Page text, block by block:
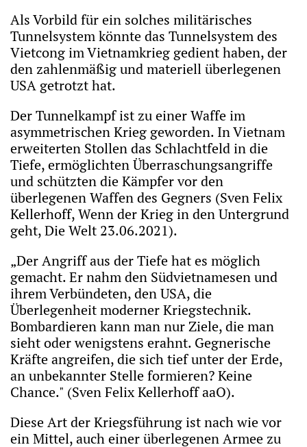
Als Vorbild für ein solches militärisches
Tunnelsystem könnte das Tunnelsystem des
Vietcong im Vietnamkrieg gedient haben, der
den zahlenmäßig und materiell überlegenen
USA getrotzt hat.
Der Tunnelkampf ist zu einer Waffe im
asymmetrischen Krieg geworden. In Vietnam
erweiterten Stollen das Schlachtfeld in die
Tiefe, ermöglichten Überraschungsangriffe
und schützten die Kämpfer vor den
überlegenen Waffen des Gegners (Sven Felix
Kellerhoff, Wenn der Krieg in den Untergrund
geht, Die Welt 23.06.2021).
„Der Angriff aus der Tiefe hat es möglich
gemacht. Er nahm den Südvietnamesen und
ihrem Verbündeten, den USA, die
Überlegenheit moderner Kriegstechnik.
Bombardieren kann man nur Ziele, die man
sieht oder wenigstens erahnt. Gegnerische
Kräfte angreifen, die sich tief unter der Erde,
an unbekannter Stelle formieren? Keine
Chance." (Sven Felix Kellerhoff aaO).
Diese Art der Kriegsführung ist nach wie vor
ein Mittel, auch einer überlegenen Armee zu